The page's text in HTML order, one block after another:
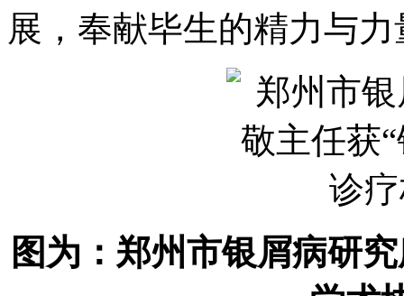
展，奉献毕生的精力与力
图 为：郑州市银屑病研